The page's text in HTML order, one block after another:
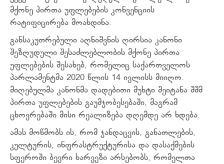
მქონე პირთა უფლებების კონვენციის
რატიფიცირება მოახდინა.
განსაკუთრებული აღნიშვნის ღირსია კანონი
შეზღუდული შესაძლებლობის მქონე პირთა
უფლებების შესახებ, რომელიც საქართველოს
პარლამენტმა 2020 წლის 14 ივლისს მიიღო.
მიღებულმა კანონმა დადებითი მუხტი შეიტანა შშმ
პირთა უფლებების გაუმჯობესებაში, მაგრამ
ცხოვრებაში მისი რეალიზება დღემდე არ ხდება.
ამას მოწმობს ის, რომ ჯანდაცვის, განათლების,
კულტურის, ინფრასტრუქტურისა და დასაქმების
სფეროში ბევრი ხარვეზი არსებობს, რომელთა